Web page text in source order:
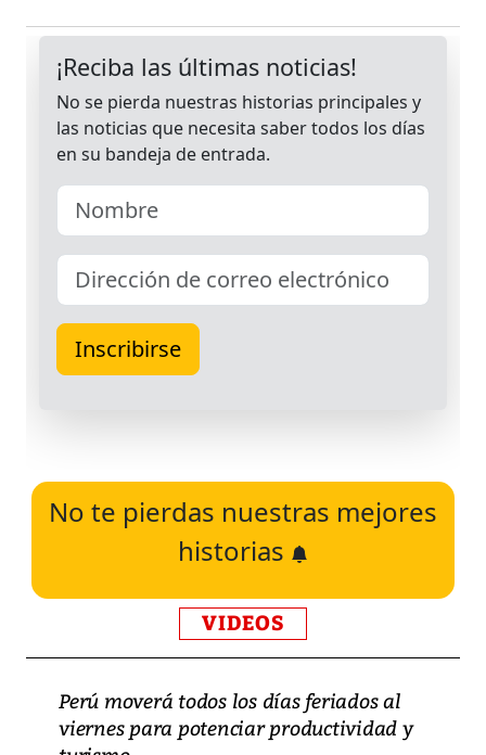
No te pierdas nuestras mejores
historias
VIDEOS
Perú moverá todos los días feriados al
viernes para potenciar productividad y